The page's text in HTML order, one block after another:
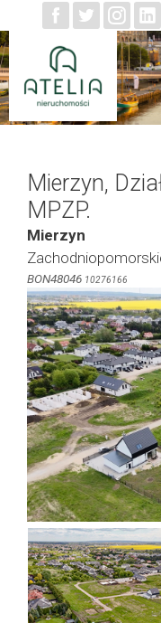
do
treści
Mierzyn,
MPZP.
Mierzyn
BON48046 10276166